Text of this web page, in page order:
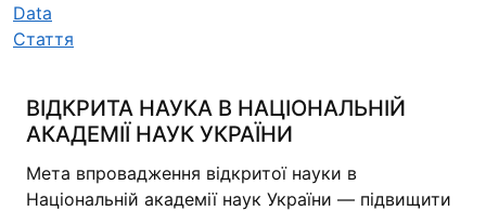
Data
Стаття
ВІДКРИТА НАУКА В НАЦІОНАЛЬНІЙ
АКАДЕМІЇ НАУК УКРАЇНИ
Мета впровадження відкритої науки в
Національній академії наук України — підвищити